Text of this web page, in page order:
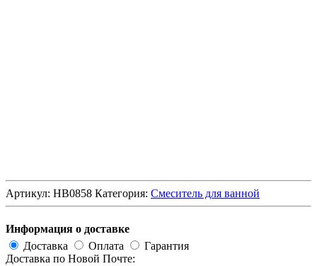
Артикул: HB0858 Категория: Смеситель для ванной
Информация о доставке
Доставка
Оплата
Гарантия
Доставка по Новой Почте: